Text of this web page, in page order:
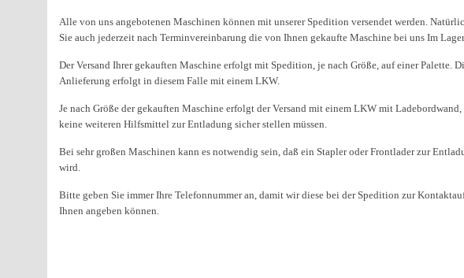
Alle von uns angebotenen Maschinen können mit unserer Spedition versendet werden.
Sie auch jederzeit nach Terminvereinbarung die von Ihnen gekaufte Maschine bei uns Im
Der Versand Ihrer gekauften Maschine erfolgt mit Spedition, je nach Größe, auf einer Palette.
Anlieferung erfolgt in diesem Falle mit einem LKW.
Je nach Größe der gekauften Maschine erfolgt der Versand mit einem LKW mit Ladebordwand,
keine weiteren Hilfsmittel zur Entladung sicher stellen müssen.
Bei sehr großen Maschinen kann es notwendig sein, daß ein Stapler oder Frontlader zur
wird.
Bitte geben Sie immer Ihre Telefonnummer an, damit wir diese bei der Spedition zur
Ihnen angeben können.